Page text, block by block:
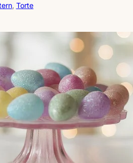
, Torte